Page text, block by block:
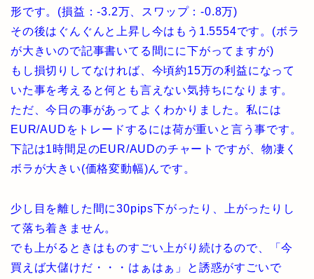
形です。(損益：-3.2万、スワップ：-0.8万)
その後はぐんぐんと上昇し今はもう1.5554です。(ボラ
が大きいので記事書いてる間にに下がってますが)
もし損切りしてなければ、今頃約15万の利益になって
いた事を考えると何とも言えない気持ちになります。
ただ、今日の事があってよくわかりました。私には
EUR/AUDをトレードするには荷が重いと言う事です。
下記は1時間足のEUR/AUDのチャートですが、物凄く
ボラが大きい(価格変動幅)んです。
少し目を離した間に30pips下がったり、上がったりし
て落ち着きません。
でも上がるときはものすごい上がり続けるので、「今
買えば大儲けだ・・・はぁはぁ」と誘惑がすごいで